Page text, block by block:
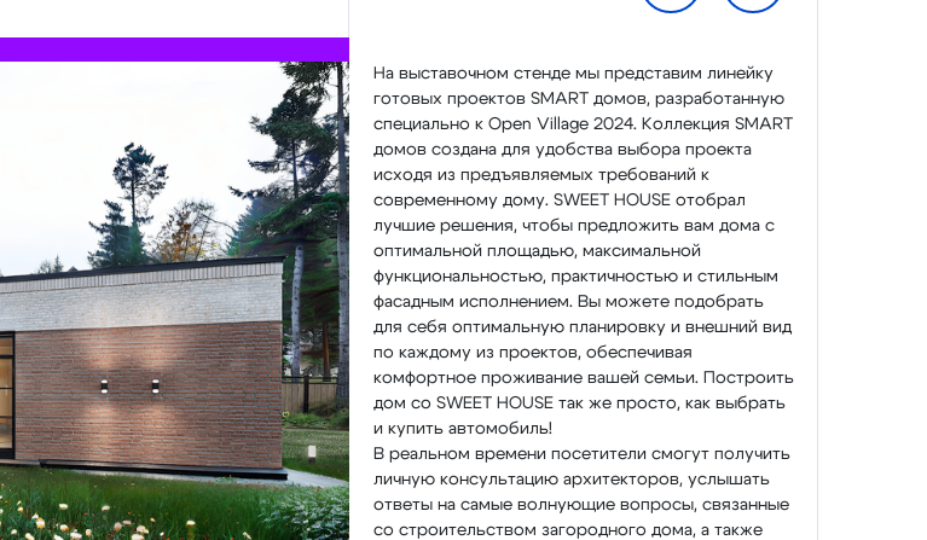
На выставочном стенде мы представим линейку
готовых проектов SMART домов, разработанную
специально к Open Village 2024. Коллекция SMART
домов создана для удобства выбора проекта
исходя из предъявляемых требований к
современному дому. SWEET HOUSE отобрал
лучшие решения, чтобы предложить вам дома с
оптимальной площадью, максимальной
функциональностью, практичностью и стильным
фасадным исполнением. Вы можете подобрать
для себя оптимальную планировку и внешний вид
по каждому из проектов, обеспечивая
комфортное проживание вашей семьи. Построить
дом со SWEET HOUSE так же просто, как выбрать
и купить автомобиль!
В реальном времени посетители смогут получить
личную консультацию архитекторов, услышать
ответы на самые волнующие вопросы, связанные
со строительством загородного дома, а также